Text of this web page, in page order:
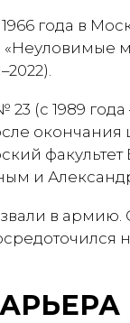
года в
(с 1989
и
в армию.